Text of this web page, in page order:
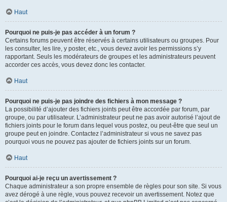
Haut
Pourquoi ne puis-je pas accéder à un forum ?
Certains forums peuvent être réservés à certains utilisateurs ou groupes. Pour
les consulter, les lire, y poster, etc., vous devez avoir les permissions s’y
rapportant. Seuls les modérateurs de groupes et les administrateurs peuvent
accorder ces accès, vous devez donc les contacter.
Haut
Pourquoi ne puis-je pas joindre des fichiers à mon message ?
La possibilité d’ajouter des fichiers joints peut être accordée par forum, par
groupe, ou par utilisateur. L’administrateur peut ne pas avoir autorisé l’ajout de
fichiers joints pour le forum dans lequel vous postez, ou peut-être que seul un
groupe peut en joindre. Contactez l’administrateur si vous ne savez pas
pourquoi vous ne pouvez pas ajouter de fichiers joints sur un forum.
Haut
Pourquoi ai-je reçu un avertissement ?
Chaque administrateur a son propre ensemble de règles pour son site. Si vous
avez dérogé à une règle, vous pouvez recevoir un avertissement. Notez que